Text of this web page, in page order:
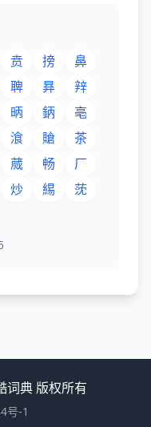
贲 搒
鼻
聛 昪
辡
昞 鈵
亳
湌 賶
茶
蒇 畅
厂
炒 緆
莐
典 版权所有
号-1